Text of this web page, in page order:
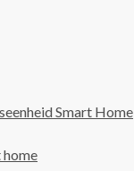
Smart Home